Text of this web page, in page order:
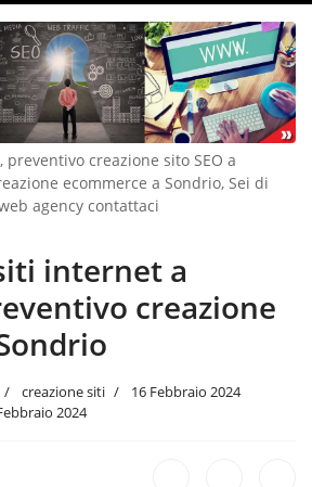
creazione sito SEO a
ecommerce a Sondrio, Sei di
agency contattaci
internet a
creazione
creazione siti
16 Febbraio 2024
2024